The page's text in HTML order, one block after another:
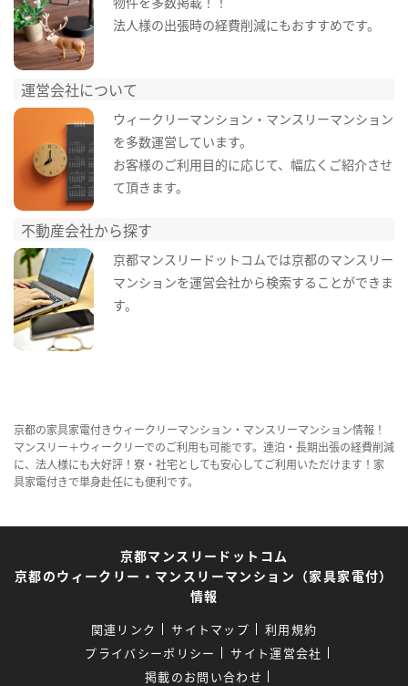
法人様の出張時の経費削減にもおすすめです。
運営会社について
ウィークリーマンション・マンスリーマンション
を多数運営しています。
お客様のご利用目的に応じて、幅広くご紹介させ
て頂きます。
不動産会社から探す
京都マンスリードットコムでは京都のマンスリー
マンションを運営会社から検索することができま
す。
京都の家具家電付きウィークリーマンション・マンスリーマンション情報！
マンスリー＋ウィークリーでのご利用も可能です。連泊・長期出張の経費削減
に、法人様にも大好評！寮・社宅としても安心してご利用いただけます！家
具家電付きで単身赴任にも便利です。
京都マンスリードットコム
京都のウィークリー・マンスリーマンション（家具家電付）
情報
関連リンク サイトマップ
利用規約
プライバシーポリシー
サイト運営会社
掲載のお問い合わせ